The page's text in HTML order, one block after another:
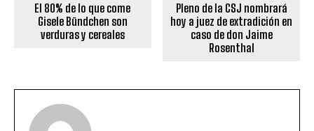
El 80% de lo que come
Gisele Bündchen son
verduras y cereales
Pleno de la CSJ nombrará
hoy a juez de extradición en
caso de don Jaime
Rosenthal